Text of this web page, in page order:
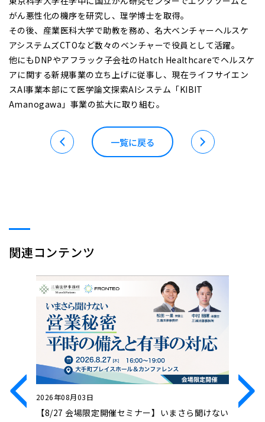
がん悪性化の機序を研究し、理学博士を取得。
その後、産業医科大学で助教を務め、名大ベンチャーヘルスケ
アシステムズCTOなど数々のベンチャーで役員として活躍。
他にもDNPやアフラック子会社のHatch Healthcareでヘルスケ
アに関する新規事業の立ち上げに従事し、現在ライフサイエン
スAI事業本部にて医学論文探索AIシステム「KIBIT
Amanogawa」事業の拡大に取り組む。
一覧に戻る
関連コンテンツ
2026年08月03日
【8/27 会場限定開催セミナー】いまさら聞けない
2026年